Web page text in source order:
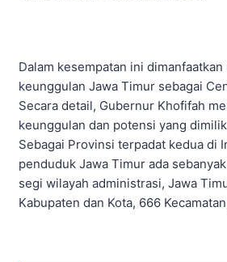
Dalam kesempatan ini
keunggulan Jawa Timur sebagai
Secara detail, Gubernur Khofifah
keunggulan dan potensi yang
Sebagai Provinsi terpadat kedua di
penduduk Jawa Timur ada
segi wilayah administrasi, Jawa
Kabupaten dan Kota, 666